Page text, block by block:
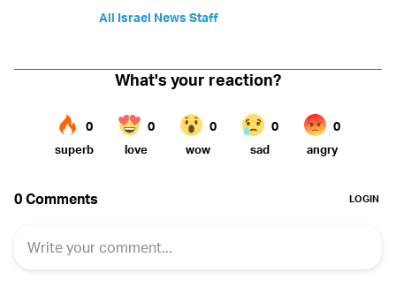
All Israel News Staff